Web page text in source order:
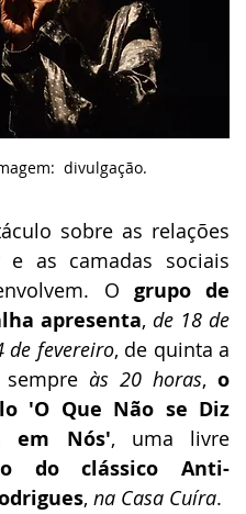
divulgação.
sobre as relações
e as camadas sociais
O grupo de
apresenta, de 18 de
de fevereiro, de quinta a
às 20 horas, o
'O Que Não se Diz
em Nós'
do clássico Anti-
, na Casa Cuíra